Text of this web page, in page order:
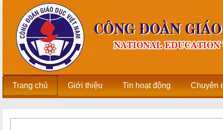
Trang chủ Giới thiệu Tin hoạt động Chuyên